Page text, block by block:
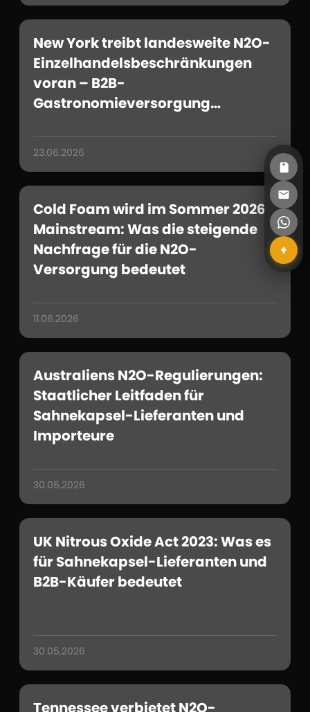
New York treibt landesweite N2O-
Einzelhandelsbeschränkungen
voran – B2B-
Gastronomieversorgung
23.06.2026
Cold Foam wird im Sommer 2026
Mainstream: Was die steigende
Nachfrage für die N2O-
Versorgung bedeutet
11.06.2026
Australiens N2O-Regulierungen:
Staatlicher Leitfaden für
Sahnekapsel-Lieferanten und
Importeure
30.05.2026
UK Nitrous Oxide Act 2023: Was es
für Sahnekapsel-Lieferanten und
B2B-Käufer bedeutet
30.05.2026
Tennessee verbietet N2O-